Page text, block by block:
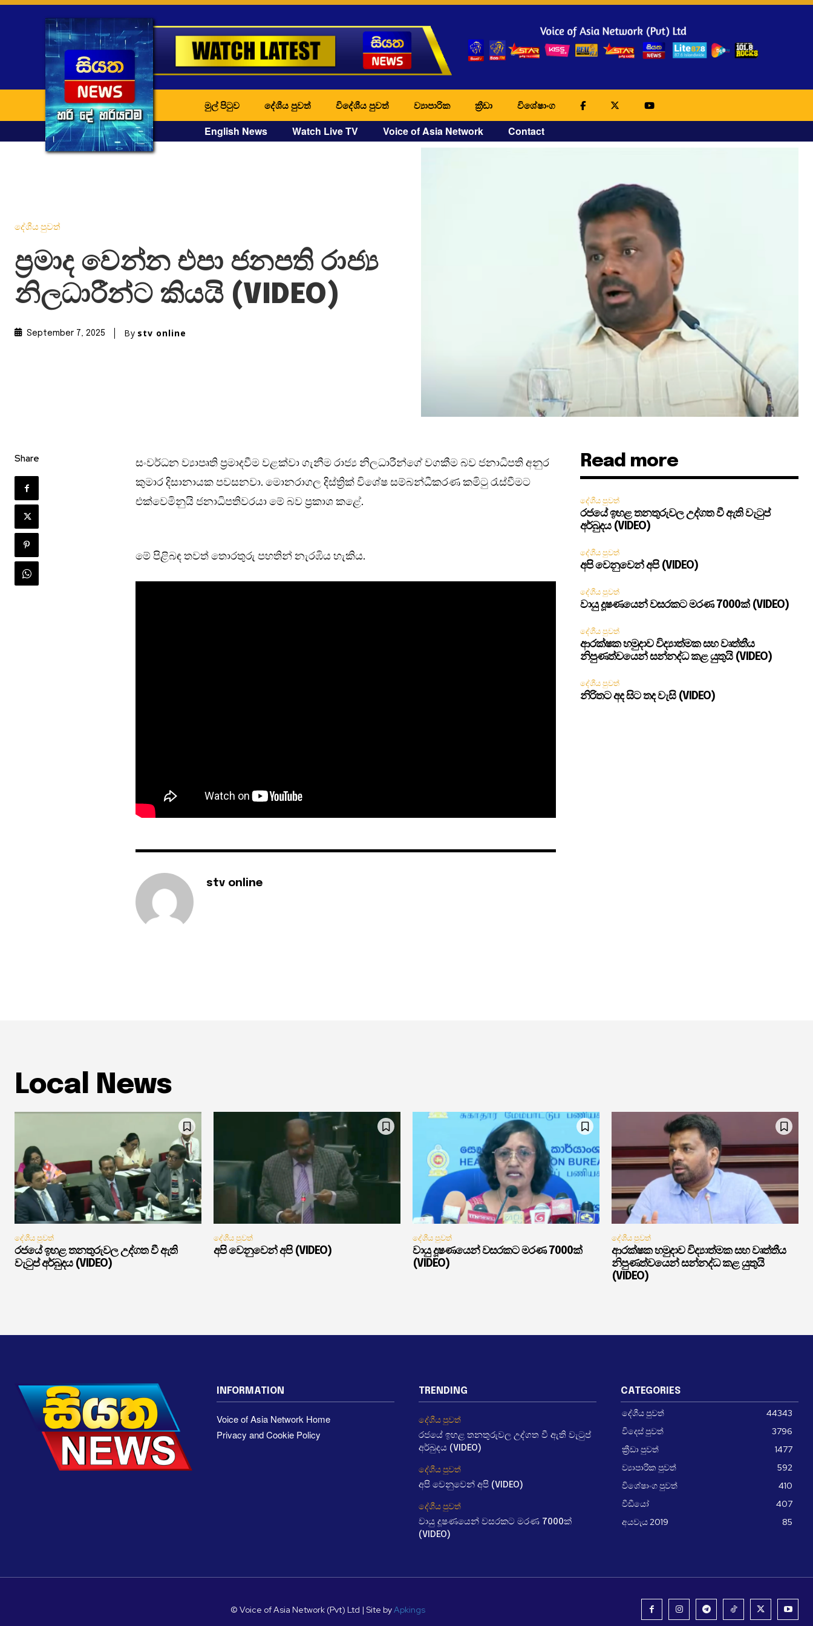
මුල් පිටුව දේශීය පුවත් විදේශීය පුවත් ව්‍යාපාරික ක්‍රීඩා විශේෂාංග
English News Watch Live TV Voice of Asia Network Contact
දේශීය පුවත්
ප්‍රමාද වෙන්න එපා ජනපති රාජ්‍ය
නිලධාරීන්ට කියයි (VIDEO)
September 7, 2025 By stv online
Share
සංවර්ධන ව්‍යාපෘති ප්‍රමාදවීම වළක්වා ගැනීම රාජ්‍ය නිලධාරීන්ගේ වගකීම බව ජනාධිපති අනුර
කුමාර දිසානායක පවසනවා. මොනරාගල දිස්ත්‍රික් විශේෂ සම්බන්ධීකරණ කමිටු රැස්වීමට
එක්වෙමිනුයි ජනාධිපතිවරයා මේ බව ප්‍රකාශ කළේ.
මේ පිළිබඳ තවත් තොරතුරු පහතින් නැරඹිය හැකිය.
stv online
Read more
දේශීය පුවත්
රජයේ ඉහළ තනතුරුවල උද්ගත වී ඇති වැටුප්
අර්බුදය (VIDEO)
දේශීය පුවත්
අපි වෙනුවෙන් අපි (VIDEO)
දේශීය පුවත්
වායු දූෂණයෙන් වසරකට මරණ 7000ක් (VIDEO)
දේශීය පුවත්
ආරක්ෂක හමුදාව විද්‍යාත්මක සහ වෘත්තීය
නිපුණත්වයෙන් සන්නද්ධ කළ යුතුයි (VIDEO)
දේශීය පුවත්
නිරිතට අද සිට තද වැසි (VIDEO)
Local News
දේශීය පුවත්
රජයේ ඉහළ තනතුරුවල උද්ගත වී ඇති
වැටුප් අර්බුදය (VIDEO)
දේශීය පුවත්
අපි වෙනුවෙන් අපි (VIDEO)
දේශීය පුවත්
වායු දූෂණයෙන් වසරකට මරණ 7000ක්
(VIDEO)
දේශීය පුවත්
ආරක්ෂක හමුදාව විද්‍යාත්මක සහ වෘත්තීය
නිපුණත්වයෙන් සන්නද්ධ කළ යුතුයි
(VIDEO)
INFORMATION
Voice of Asia Network Home
Privacy and Cookie Policy
TRENDING
දේශීය පුවත්
රජයේ ඉහළ තනතුරුවල උද්ගත වී ඇති වැටුප්
අර්බුදය (VIDEO)
දේශීය පුවත්
අපි වෙනුවෙන් අපි (VIDEO)
දේශීය පුවත්
වායු දූෂණයෙන් වසරකට මරණ 7000ක්
(VIDEO)
CATEGORIES
දේශීය පුවත්
44343
විදෙස් පුවත්
3796
ක්‍රීඩා පුවත්
1477
ව්‍යාපාරික පුවත්
592
විශේෂාංග පුවත්
410
වීඩීයෝ
407
අයවැය 2019
85
© Voice of Asia Network (Pvt) Ltd | Site byApkings